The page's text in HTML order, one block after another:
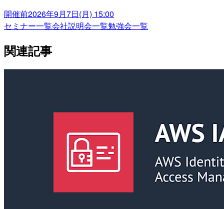
開催前2026年9月7日(月) 15:00
セミナー一覧会社説明会一覧勉強会一覧
関連記事